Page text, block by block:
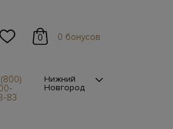
0 0 бонусов
83
Нижний
Новгород